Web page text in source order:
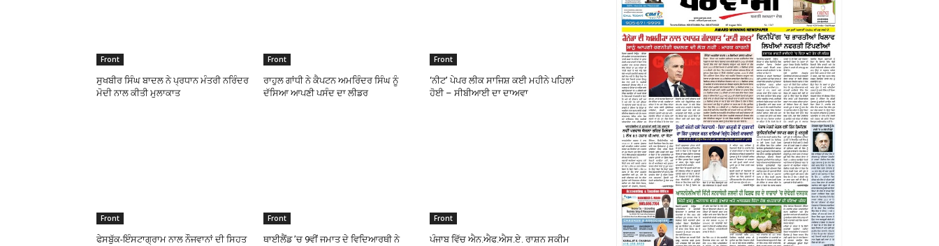
Front
ਸੁਖਬੀਰ ਸਿੰਘ ਬਾਦਲ ਨੇ ਪ੍ਰਧਾਨ ਮੰਤਰੀ ਨਰਿੰਦਰ
ਮੋਦੀ ਨਾਲ ਕੀਤੀ ਮੁਲਾਕਾਤ
Front
ਰਾਹੁਲ ਗਾਂਧੀ ਨੇ ਕੈਪਟਨ ਅਮਰਿੰਦਰ ਸਿੰਘ ਨੂੰ
ਦੱਸਿਆ ਆਪਣੀ ਪਸੰਦ ਦਾ ਲੀਡਰ
Front
‘ਨੀਟ’ ਪੇਪਰ ਲੀਕ ਸਾਜਿਸ਼ ਕਈ ਮਹੀਨੇ ਪਹਿਲਾਂ
ਹੋਈ – ਸੀਬੀਆਈ ਦਾ ਦਾਅਵਾ
Front
ਫੇਸਬੁੱਕ-ਇੰਸਟਾਗ੍ਰਾਮ ਨਾਲ ਨੌਜਵਾਨਾਂ ਦੀ ਸਿਹਤ
Front
ਥਾਈਲੈਂਡ ’ਚ 9ਵੀਂ ਜਮਾਤ ਦੇ ਵਿਦਿਆਰਥੀ ਨੇ
Front
ਪੰਜਾਬ ਵਿੱਚ ਐਨ.ਐਫ.ਐਸ.ਏ. ਰਾਸ਼ਨ ਸਕੀਮ